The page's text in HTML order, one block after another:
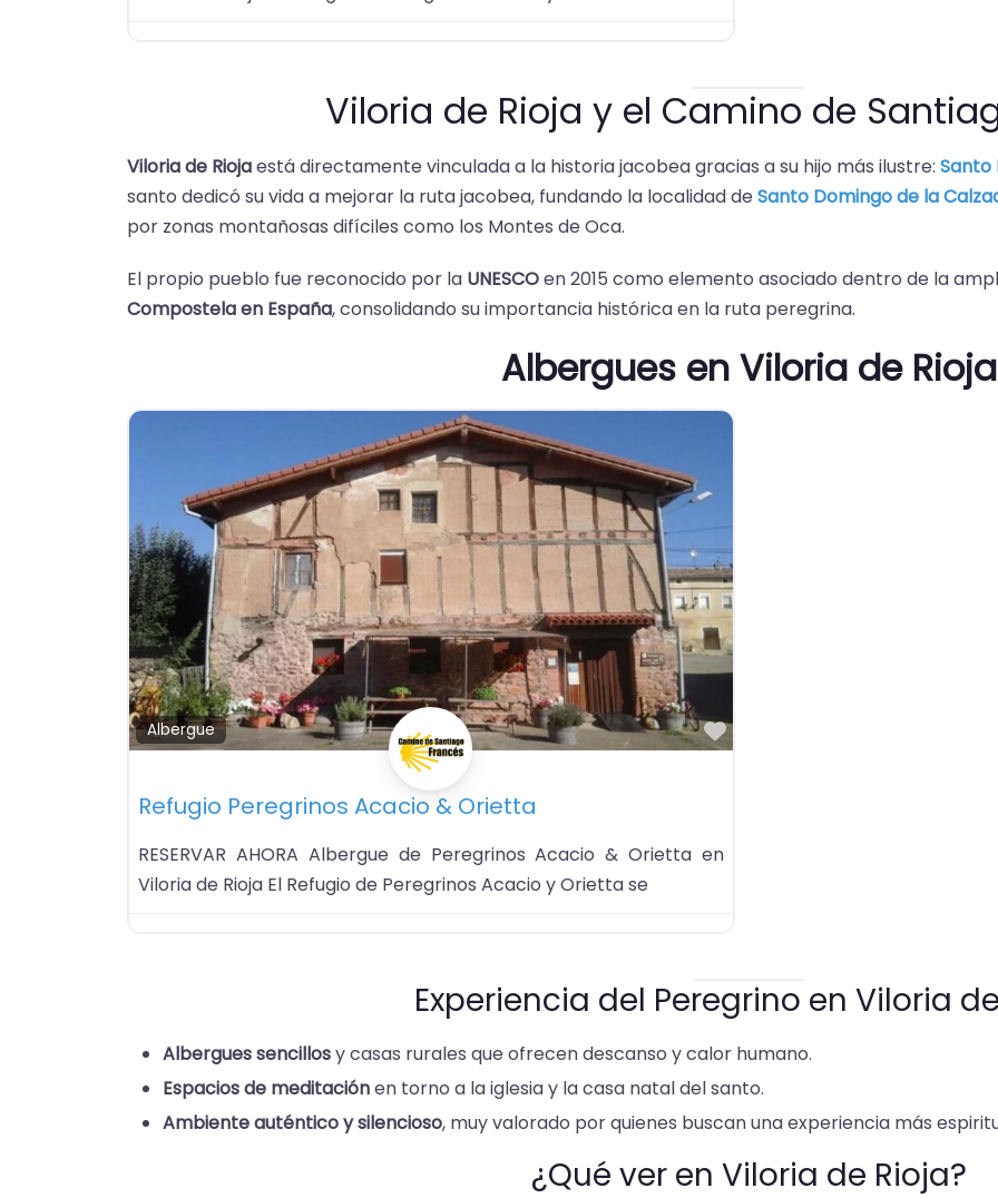
Viloria de Rioja y el Camino de
Viloria de Riojaestá directamente vinculada a la historia jacobea gracias a su hijo más ilustre: Santo
santo dedicó su vida a mejorar la ruta jacobea, fundando la localidad de Santo Domingo de la
por zonas montañosas difíciles como los Montes de Oca.
El propio pueblo fue reconocido por la UNESCOen 2015 como elemento asociado dentro de la
Compostela en España, consolidando su importancia histórica en la ruta peregrina.
Albergues en Viloria de Rioja
Albergue Favorito
Refugio Peregrinos Acacio & Orietta
RESERVAR AHORA Albergue de Peregrinos Acacio & Orietta en
Viloria de Rioja El Refugio de Peregrinos Acacio y Orietta se
Experiencia del Peregrino en Viloria
Albergues sencillosy casas rurales que ofrecen descanso y calor humano.
Espacios de meditaciónen torno a la iglesia y la casa natal del santo.
Ambiente auténtico y silencioso, muy valorado por quienes buscan una experiencia más
¿Qué ver en Viloria de Rioja?